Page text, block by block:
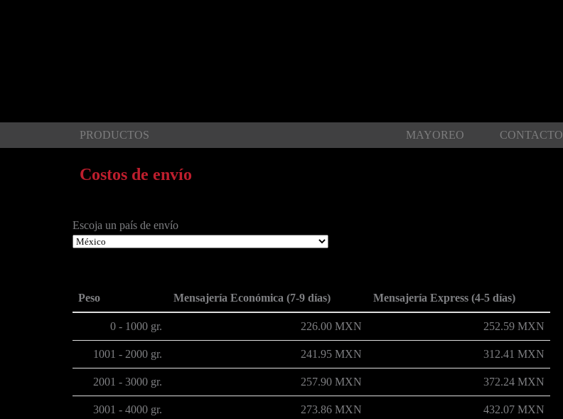
PRODUCTOS CONTACTO
MAYOREO
Costos de envío
Escoja un país de envío
Peso Mensajería Económica (7-9 días) Mensajería Express (4-5 días)
0 - 1000 gr. 226.00 MXN 252.59 MXN
1001 - 2000 gr. 241.95 MXN 312.41 MXN
2001 - 3000 gr. 257.90 MXN 372.24 MXN
3001 - 4000 gr. 273.86 MXN 432.07 MXN